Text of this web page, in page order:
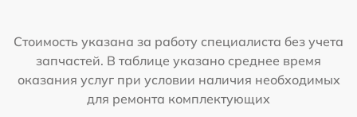
Стоимость указана за работу специалиста без учета
запчастей. В таблице указано среднее время
оказания услуг при условии наличия необходимых
для ремонта комплектующих